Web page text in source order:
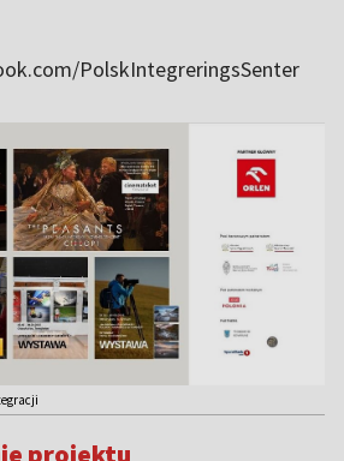
PolskIntegreringsSenter
projektu